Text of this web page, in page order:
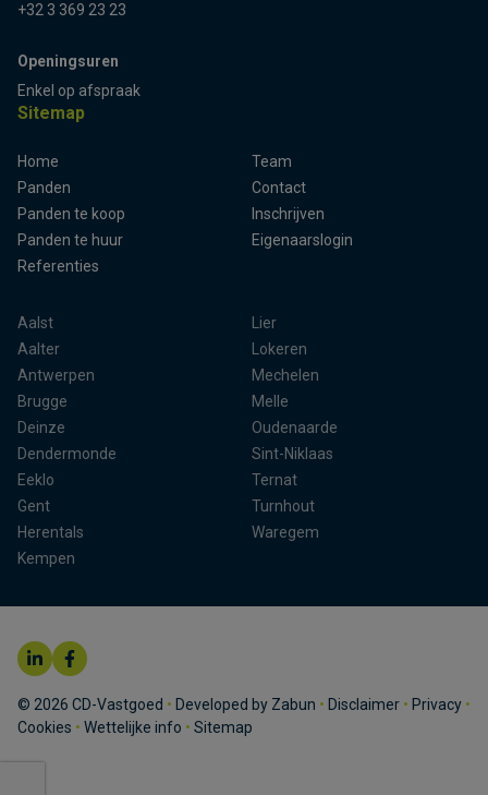
+32 3 369 23 23
Openingsuren
Enkel op afspraak
Sitemap
Home
Panden
Panden te koop
Panden te huur
Referenties
Team
Contact
Inschrijven
Eigenaarslogin
Aalst
Aalter
Antwerpen
Brugge
Deinze
Dendermonde
Eeklo
Gent
Herentals
Kempen
Lier
Lokeren
Mechelen
Melle
Oudenaarde
Sint-Niklaas
Ternat
Turnhout
Waregem
© 2026 CD-Vastgoed • Developed by Zabun • Disclaimer • Privacy •
Cookies • Wettelijke info • Sitemap